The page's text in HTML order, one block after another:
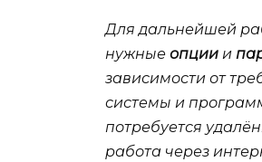
Для дальнейшей
нужные опции и
зависимости от
системы и
потребуется
работа через